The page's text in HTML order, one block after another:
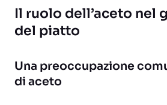
Il ruolo dell’aceto nel
del piatto
Una preoccupazione
di aceto